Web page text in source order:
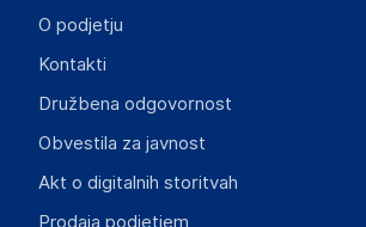
Gospodarski subjekt s sedežem v
Mary Kingsleystraat 1, 5928 SK Venlo
The Netherlands
O podjetju
Kontakti
Družbena odgovornost
Obvestila za javnost
Akt o digitalnih storitvah
Prodaja podjetjem